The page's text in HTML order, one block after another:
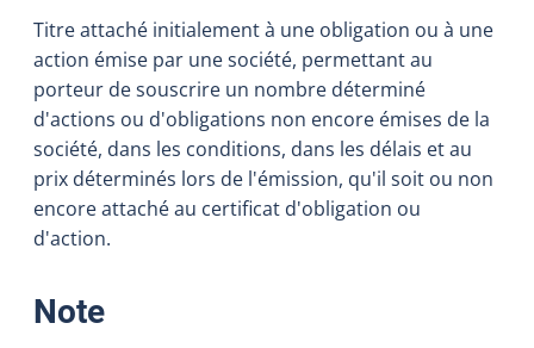
Titre attaché initialement à une obligation ou à une
action émise par une société, permettant au
porteur de souscrire un nombre déterminé
d'actions ou d'obligations non encore émises de la
société, dans les conditions, dans les délais et au
prix déterminés lors de l'émission, qu'il soit ou non
encore attaché au certificat d'obligation ou
d'action.
Note: